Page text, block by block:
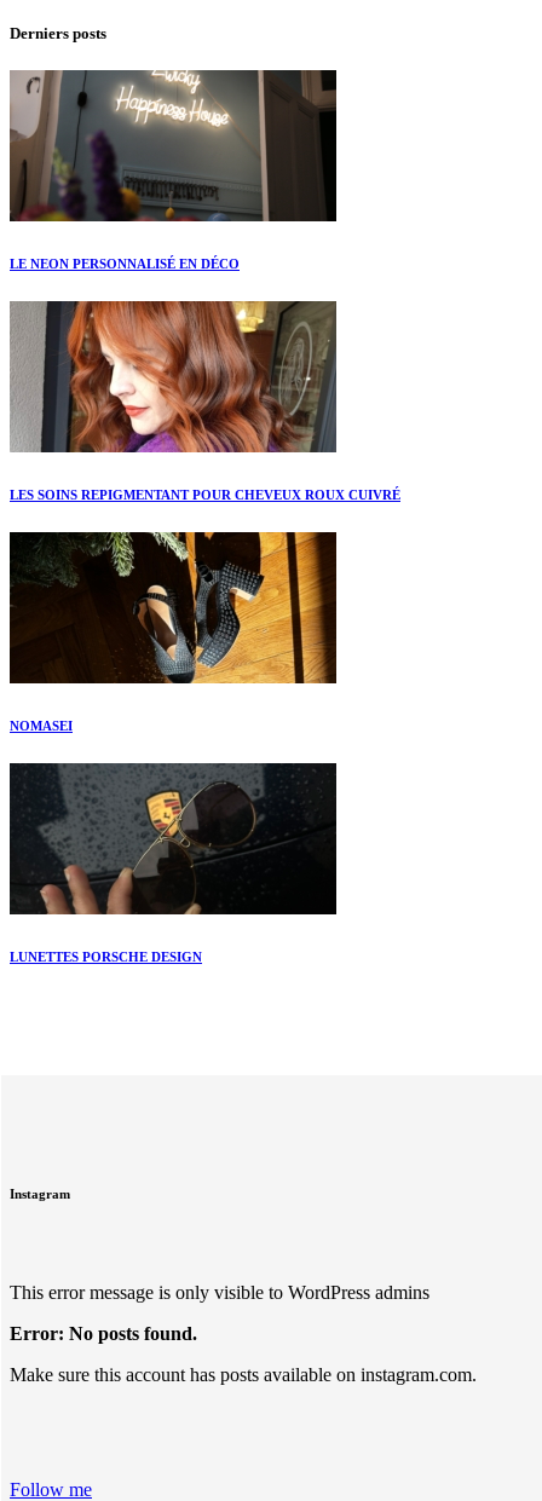
Derniers posts
LE NEON PERSONNALISÉ EN DÉCO
LES SOINS REPIGMENTANT POUR CHEVEUX ROUX CUIVRÉ
NOMASEI
LUNETTES PORSCHE DESIGN
Instagram
This error message is only visible to WordPress admins
Error: No posts found.
Make sure this account has posts available on instagram.com.
Follow me